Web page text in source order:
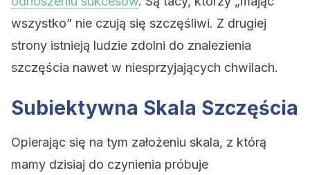
wszystko” nie czują się szczęśliwi. Z drugiej
strony istnieją ludzie zdolni do znalezienia
szczęścia nawet w niesprzyjających chwilach.
Subiektywna Skala Szczęścia
Opierając się na tym założeniu skala, z którą
mamy dzisiaj do czynienia próbuje